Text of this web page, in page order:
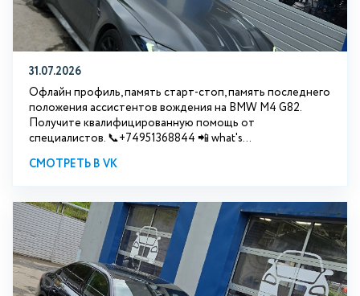
31.07.2026
Офлайн профиль, память старт-стоп, память последнего
положения ассистентов вождения на BMW М4 G82.
Получите квалифицированную помощь от
специалистов. 📞+74951368844 📲 what's...
СМОТРЕТЬ В VK